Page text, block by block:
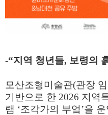
-“지역 청년들, 보령의
모산조형미술관(관장
기반으로 한 2026 지역
램 ‘조각가의 부엌’을 운